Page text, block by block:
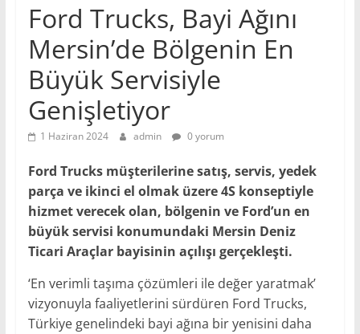
Ford Trucks, Bayi Ağını
Mersin’de Bölgenin En
Büyük Servisiyle
Genişletiyor
1 Haziran 2024 admin 0 yorum
Ford Trucks müşterilerine satış, servis, yedek
parça ve ikinci el olmak üzere 4S konseptiyle
hizmet verecek olan, bölgenin ve Ford’un en
büyük servisi konumundaki Mersin Deniz
Ticari Araçlar bayisinin açılışı gerçekleşti.
‘En verimli taşıma çözümleri ile değer yaratmak’
vizyonuyla faaliyetlerini sürdüren Ford Trucks,
Türkiye genelindeki bayi ağına bir yenisini daha